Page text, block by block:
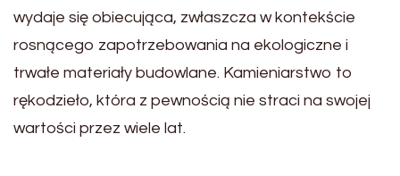
wydaje się obiecująca, zwłaszcza w kontekście
rosnącego zapotrzebowania na ekologiczne i
trwałe materiały budowlane. Kamieniarstwo to
rękodzieło, która z pewnością nie straci na swojej
wartości przez wiele lat.